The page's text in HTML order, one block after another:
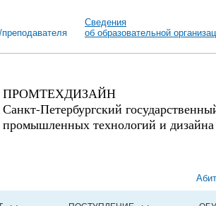
Сведения
об образовательной
ПРОМТЕХДИЗАЙН
Санкт-Петербургский
промышленных технологий и дизайна